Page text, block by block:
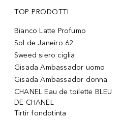
TOP PRODOTTI
Bianco Latte Profumo
Sol de Janeiro 62
Sweed siero ciglia
Gisada Ambassador uomo
Gisada Ambassador donna
CHANEL Eau de toilette BLEU
DE CHANEL
Tirtir fondotinta